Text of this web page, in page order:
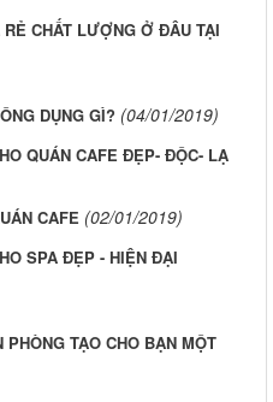
CHẤT LƯỢNG Ở ĐÂU TẠI
DỤNG GÌ? (04/01/2019)
QUÁN CAFE ĐẸP- ĐỘC- LẠ
CAFE (02/01/2019)
SPA ĐẸP - HIỆN ĐẠI
PHÒNG TẠO CHO BẠN MỘT